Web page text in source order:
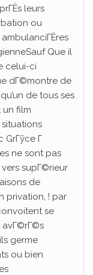
leurs
ou
Que il
celui-ci
dГ©montre de
de tous ses
un film
GrГўce Г
ne sont pas
vers supГ©rieur
de
privation, ! par
se
avГ©rГ©s
germe
ou bien